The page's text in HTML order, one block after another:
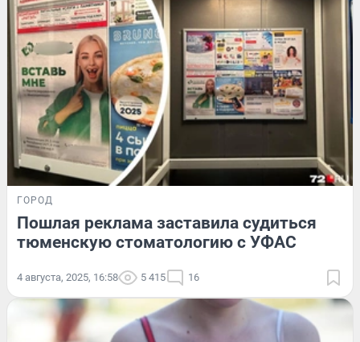
ГОРОД
Пошлая реклама заставила судиться
тюменскую стоматологию с УФАС
4 августа, 2025, 16:58 5 415 16